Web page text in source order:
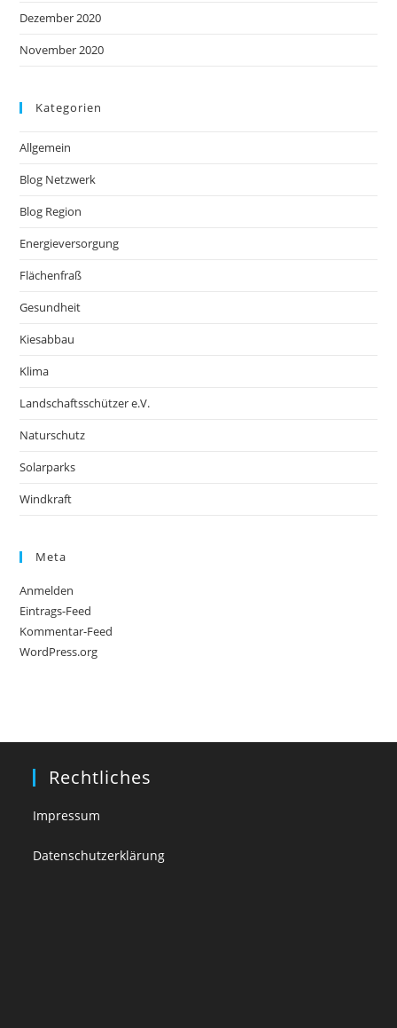
Dezember 2020
November 2020
Kategorien
Allgemein
Blog Netzwerk
Blog Region
Energieversorgung
Flächenfraß
Gesundheit
Kiesabbau
Klima
Landschaftsschützer e.V.
Naturschutz
Solarparks
Windkraft
Meta
Anmelden
Eintrags-Feed
Kommentar-Feed
WordPress.org
Rechtliches
Impressum
Datenschutzerklärung